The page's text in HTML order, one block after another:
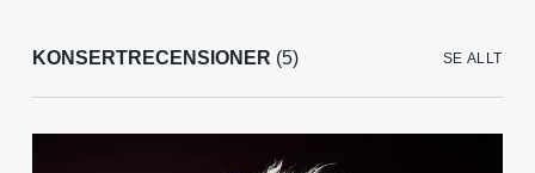
KONSERTRECENSIONER (5) SE ALLT